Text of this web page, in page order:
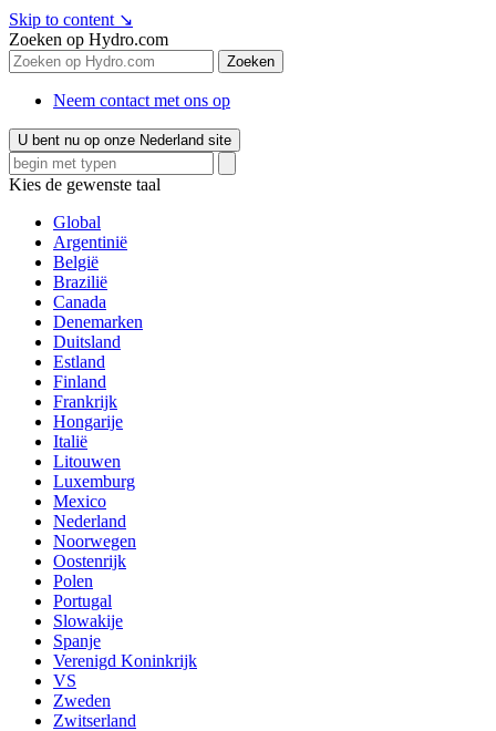
Skip to content ↘
Zoeken op Hydro.com
Zoeken
Neem contact met ons op
U bent nu op onze Nederland site
Kies de gewenste taal
Global
Argentinië
België
Brazilië
Canada
Denemarken
Duitsland
Estland
Finland
Frankrijk
Hongarije
Italië
Litouwen
Luxemburg
Mexico
Nederland
Noorwegen
Oostenrijk
Polen
Portugal
Slowakije
Spanje
Verenigd Koninkrijk
VS
Zweden
Zwitserland